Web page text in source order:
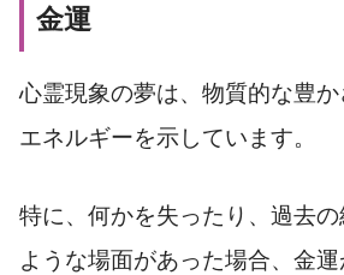
金運
心霊現象の夢は、物質的な豊
エネルギーを示しています。
特に、何かを失ったり、過去
ような場面があった場合、金